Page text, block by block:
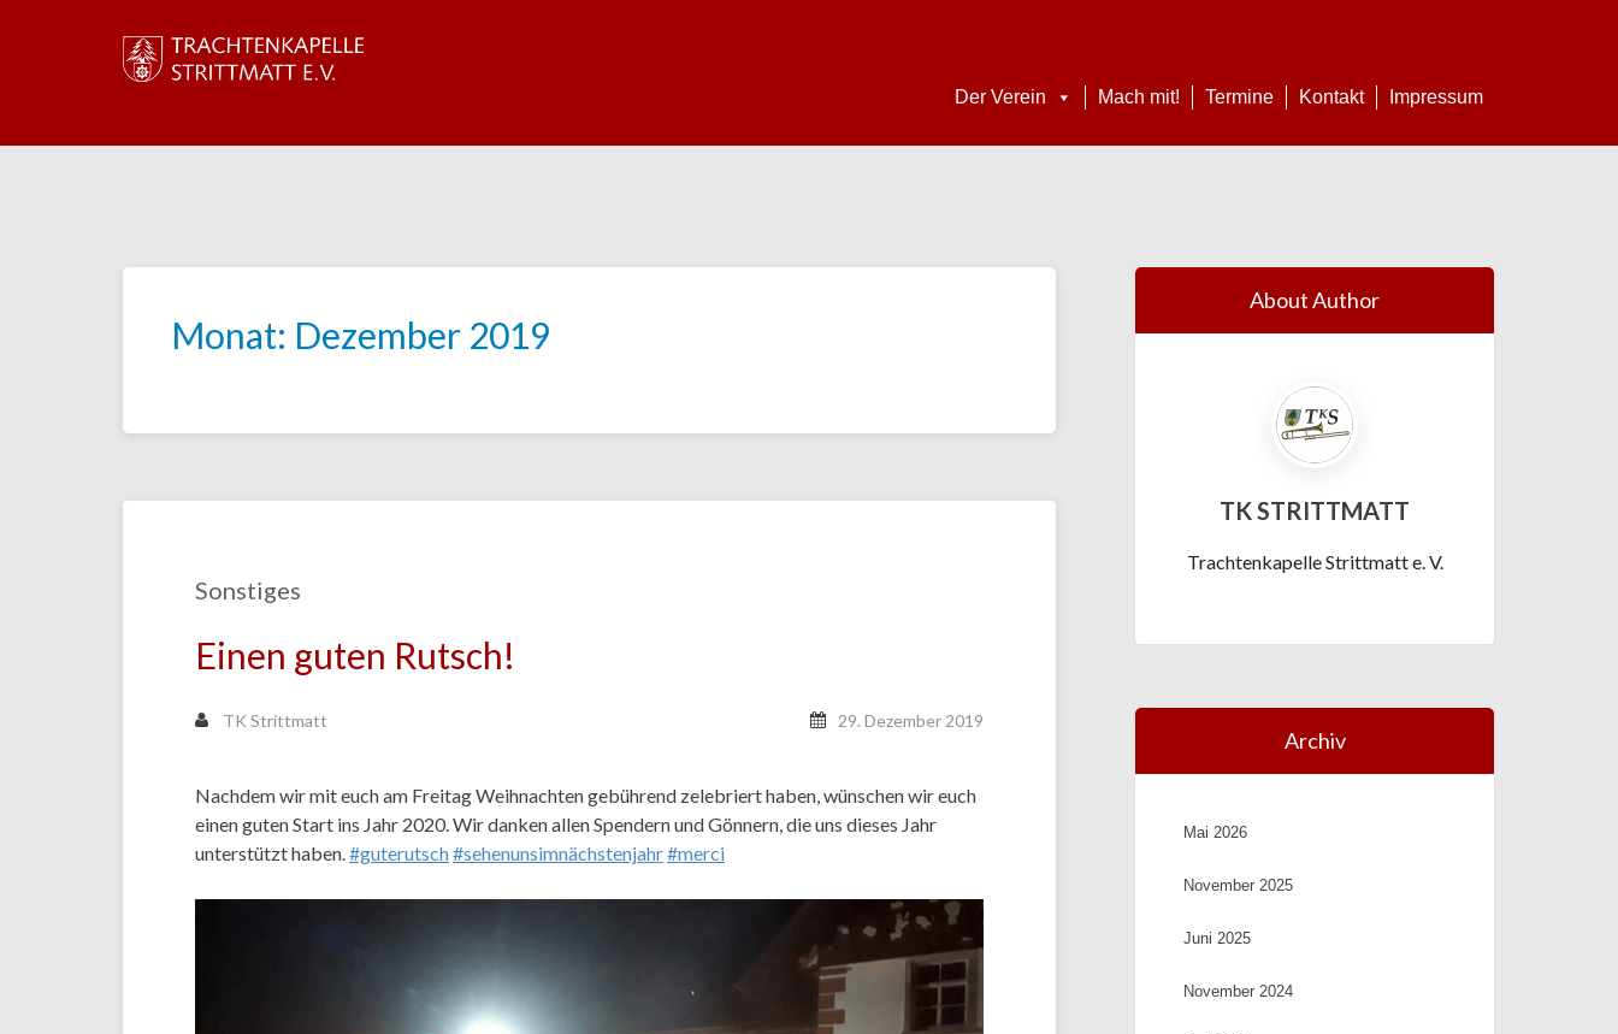
Der Verein Mach mit! Termine Kontakt Impressum
Monat: Dezember 2019
Sonstiges
Einen guten Rutsch!
TK Strittmatt 29. Dezember 2019
Nachdem wir mit euch am Freitag Weihnachten gebührend zelebriert haben, wünschen wir euch
einen guten Start ins Jahr 2020. Wir danken allen Spendern und Gönnern, die uns dieses Jahr
unterstützt haben.#guterutsch#sehenunsimnächstenjahr#merci
About Author
TK STRITTMATT
Trachtenkapelle Strittmatt e. V.
Archiv
Mai 2026
November 2025
Juni 2025
November 2024